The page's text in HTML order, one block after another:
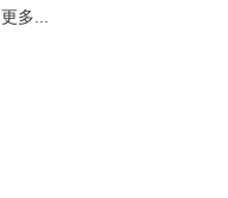
更多...